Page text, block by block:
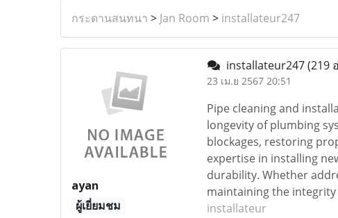
กระดานสนทนา > Jan Room > installateur247
ayan
ผู้เยี่ยมชม
installateur247(219
23 เม.ย 2567 20:51
Pipe cleaning and
longevity of plumbing
blockages, restoring
expertise in installing
durability. Whether
maintaining the
installateur